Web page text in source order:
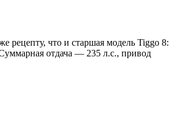
рецепту, что и старшая модель Tiggo 8:
отдача — 235 л.с., привод